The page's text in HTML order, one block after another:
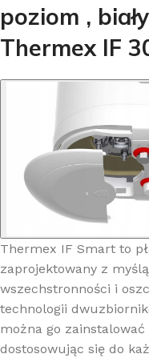
poziom ,
Thermex IF
Thermex IF Smart to
zaprojektowany z
wszechstronności i
technologii
można go
dostosowując się do